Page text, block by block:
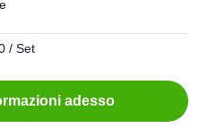
/ Set
adesso